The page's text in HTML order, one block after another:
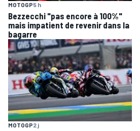
MOTOGP5 h
Bezzecchi "pas encore à 100%"
mais impatient de revenir dans la
bagarre
MOTOGP2 j